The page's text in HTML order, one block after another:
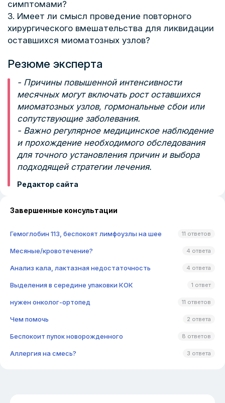
симптомами?
3. Имеет ли смысл проведение повторного
хирургического вмешательства для ликвидации
оставшихся миоматозных узлов?
Резюме эксперта
- Причины повышенной интенсивности
месячных могут включать рост оставшихся
миоматозных узлов, гормональные сбои или
сопутствующие заболевания.
- Важно регулярное медицинское наблюдение
и прохождение необходимого обследования
для точного установления причин и выбора
подходящей стратегии лечения.
Редактор сайта
Завершенные консультации
Гемоглобин 113, беспокоят лимфоузлы на шее 11 ответов
Месяные/кровотечение? 4 ответа
Анализ кала, лактазная недостаточность 4 ответа
Выделения в середине упаковки КОК 1 ответ
нужен онколог-ортопед 11 ответов
Чем помочь 2 ответа
Беспокоит пупок новорожденного 8 ответов
Аллергия на смесь? 3 ответа